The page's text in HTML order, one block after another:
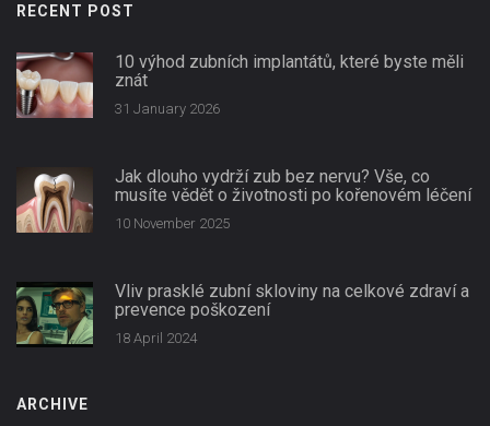
RECENT POST
10 výhod zubních implantátů, které byste měli
znát
31 January 2026
Jak dlouho vydrží zub bez nervu? Vše, co
musíte vědět o životnosti po kořenovém léčení
10 November 2025
Vliv prasklé zubní skloviny na celkové zdraví a
prevence poškození
18 April 2024
ARCHIVE